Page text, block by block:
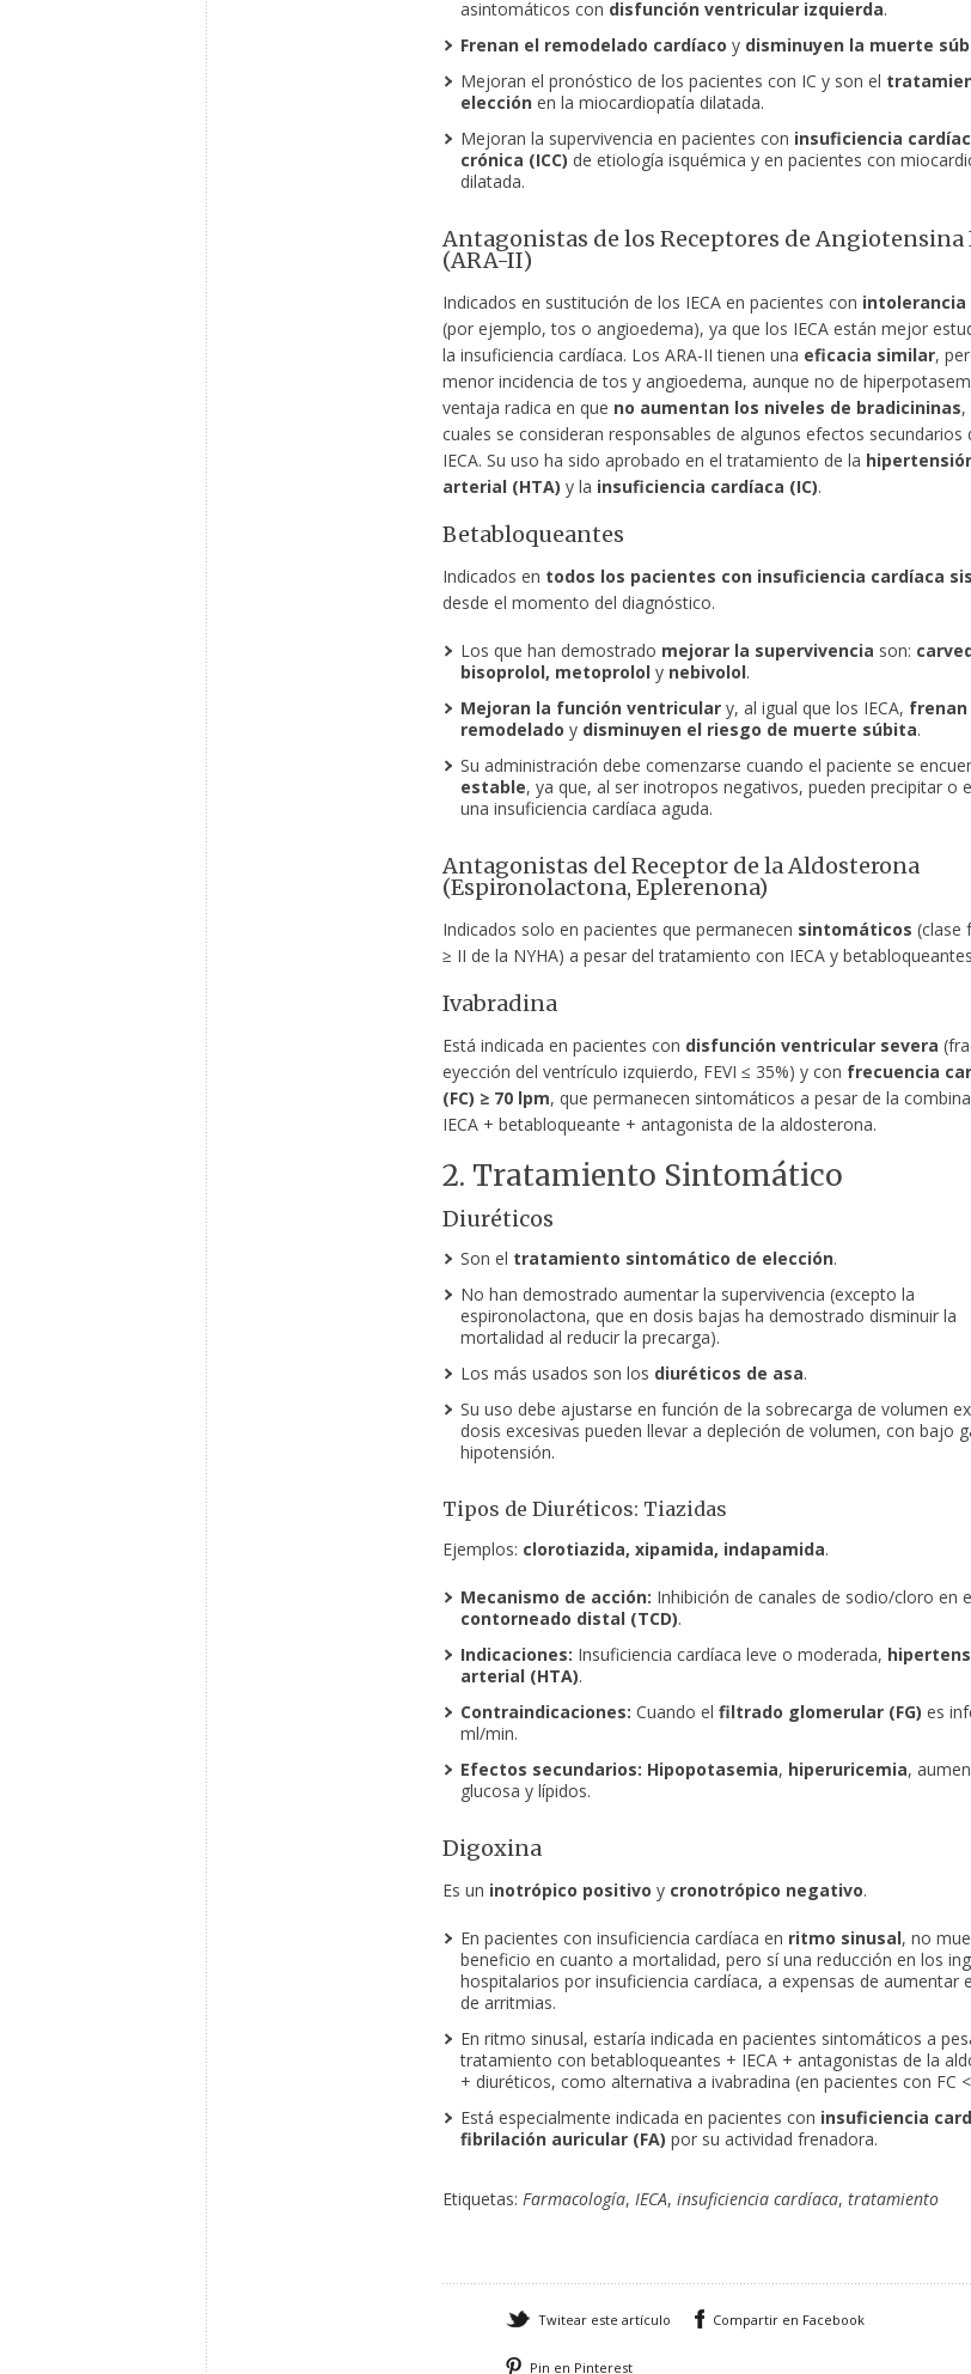
asintomáticos con disfunción ventricular izquierda.
Frenan el remodelado cardíaco y disminuyen la muerte
Mejoran el pronóstico de los pacientes con IC y son el
elecciónen la miocardiopatía dilatada.
Mejoran la supervivencia en pacientes con insuficiencia
crónica (ICC) de etiología isquémica y en pacientes con
dilatada.
Antagonistas de los Receptores de Angiotensina
(ARA-II)
Indicados en sustitución de los IECA en pacientes con intolerancia
(por ejemplo, tos o angioedema), ya que los IECA están mejor
la insuficiencia cardíaca. Los ARA-II tienen una eficacia similar,
menor incidencia de tos y angioedema, aunque no de
ventaja radica en que no aumentan los niveles de bradicininas,
cuales se consideran responsables de algunos efectos secundarios
IECA. Su uso ha sido aprobado en el tratamiento de la
arterial (HTA) y la insuficiencia cardíaca (IC).
Betabloqueantes
Indicados en todos los pacientes con insuficiencia cardíaca
desde el momento del diagnóstico.
Los que han demostrado mejorar la supervivencia son:
bisoprolol, metoprololy nebivolol.
Mejoran la función ventriculary, al igual que los IECA, frenan
remodelado y disminuyen el riesgo de muerte súbita.
Su administración debe comenzarse cuando el paciente se
estable, ya que, al ser inotropos negativos, pueden precipitar o
una insuficiencia cardíaca aguda.
Antagonistas del Receptor de la Aldosterona
(Espironolactona, Eplerenona)
Indicados solo en pacientes que permanecen sintomáticos (clase
≥ II de la NYHA) a pesar del tratamiento con IECA y
Ivabradina
Está indicada en pacientes con disfunción ventricular severa
eyección del ventrículo izquierdo, FEVI ≤ 35%) y con frecuencia
(FC) ≥ 70 lpm, que permanecen sintomáticos a pesar de la
IECA + betabloqueante + antagonista de la aldosterona.
2. Tratamiento Sintomático
Diuréticos
Son el tratamiento sintomático de elección.
No han demostrado aumentar la supervivencia (excepto la
espironolactona, que en dosis bajas ha demostrado disminuir la
mortalidad al reducir la precarga).
Los más usados son los diuréticos de asa.
Su uso debe ajustarse en función de la sobrecarga de volumen
dosis excesivas pueden llevar a depleción de volumen, con bajo
hipotensión.
Tipos de Diuréticos: Tiazidas
Ejemplos: clorotiazida, xipamida, indapamida.
Mecanismo de acción: Inhibición de canales de sodio/cloro en
contorneado distal (TCD).
Indicaciones: Insuficiencia cardíaca leve o moderada,
arterial (HTA).
Contraindicaciones: Cuando el filtrado glomerular (FG) es
ml/min.
Efectos secundarios: Hipopotasemia, hiperuricemia,
glucosa y lípidos.
Digoxina
Es un inotrópico positivo y cronotrópico negativo.
En pacientes con insuficiencia cardíaca en ritmo sinusal, no
beneficio en cuanto a mortalidad, pero sí una reducción en los
hospitalarios por insuficiencia cardíaca, a expensas de aumentar
de arritmias.
En ritmo sinusal, estaría indicada en pacientes sintomáticos a
tratamiento con betabloqueantes + IECA + antagonistas de la
+ diuréticos, como alternativa a ivabradina (en pacientes con FC
Está especialmente indicada en pacientes con insuficiencia
fibrilación auricular (FA) por su actividad frenadora.
Etiquetas: Farmacología, IECA, insuficiencia cardíaca, tratamiento
Twitear este artículo Compartir en Facebook
Pin en Pinterest